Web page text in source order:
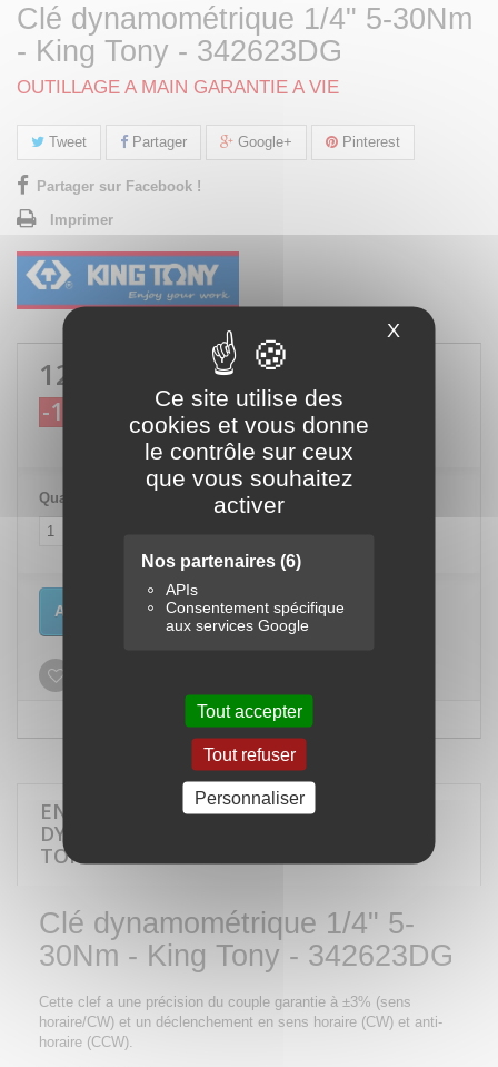
Ce site utilise des
cookies et vous donne
le contrôle sur ceux
que vous souhaitez
activer
Nos partenaires (6)
APIs
Consentement spécifique
aux services Google
Tout accepter
Tout refuser
Personnaliser
X Masquer
Clé dynamométrique 1/4" 5-30Nm
- King Tony - 342623DG
OUTILLAGE A MAIN GARANTIE A VIE
Tweet Partager Google+ Pinterest
Partager sur Facebook !
Imprimer
128,52 € TTC
-10% TTC
Quantité
Ajouter au panier
EN SAVOIR PLUS SUR CLÉ
DYNAMOMÉTRIQUE 1/4" 5-30NM - KING
TONY - 342623DG
Clé dynamométrique 1/4" 5-
30Nm - King Tony - 342623DG
Cette clef a une précision du couple garantie à ±3% (sens
horaire/CW) et un déclenchement en sens horaire (CW) et anti-
horaire (CCW).